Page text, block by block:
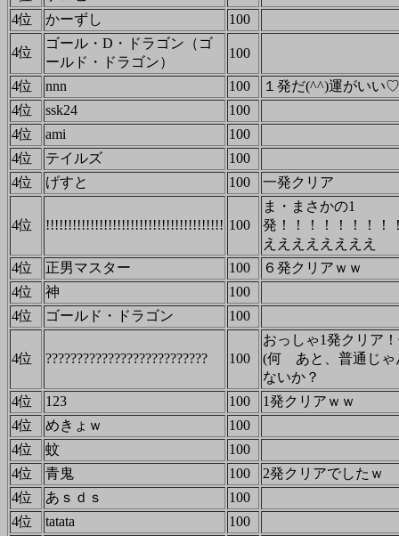
4位
かーずし 100
4位
ゴール・D・ドラゴン（ゴ
ールド・ドラゴン）
100
4位 nnn 100
１発だ(^^)運がい
4位
ssk24
100
4位
ami
100
4位
テイルズ
100
4位
げすと 100 一発クリア
4位 !!!!!!!!!!!!!!!!!!!!!!!!!!!!!!!!!!!!!!!! 100
ま・まさかの1
発！！！！！！！！
ええええええええ
4位
正男マスター 100
６発クリアｗｗ
4位
神
100
4位
ゴールド・ドラゴン 100
4位 ?????????????????????????? 100
おっしゃ1発クリア
(何 あと、普通じゃ
ないか？
4位
123 100
1発クリアｗｗ
4位
めきょｗ
100
4位
蚊
100
4位
青鬼 100
2発クリアでしたｗ
4位
あｓｄｓ
100
4位
tatata 100